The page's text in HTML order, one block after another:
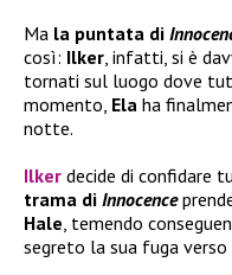
Ma la puntata di
così: Ilker, infatti, si è
tornati sul luogo dove
momento, Ela ha
notte.
Ilker decide di confidare
trama di Innocence
Hale, temendo
segreto la sua fuga